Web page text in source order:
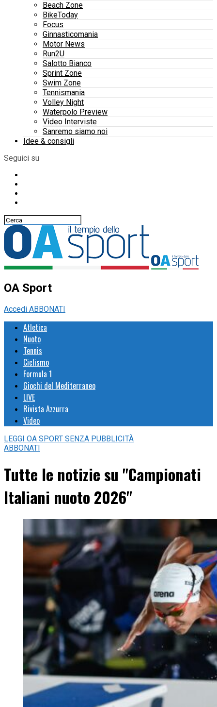
Beach Zone
BikeToday
Focus
Ginnasticomania
Motor News
Run2U
Salotto Bianco
Sprint Zone
Swim Zone
Tennismania
Volley Night
Waterpolo Preview
Video Interviste
Sanremo siamo noi
Idee & consigli
Seguici su
OA Sport
Accedi ABBONATI
Atletica
Nuoto
Tennis
Ciclismo
Formula 1
Giochi del Mediterraneo
LIVE
Rivista Azzurra
Video
LEGGI OA SPORT SENZA PUBBLICITÀ
ABBONATI
Tutte le notizie su "Campionati
Italiani nuoto 2026"